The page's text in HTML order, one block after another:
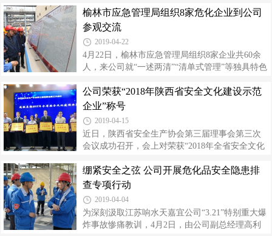
障公司生产安全平稳的重要举措。公司要求全员
参与双体系建设的提升推进工作，在提高安
流，协调沟通和解决外委单位在作业过程中存在
的问题，促进公司外委施工安全工作稳步开展。
约谈会通报了近期国内发生的施工安全事故案
例，传达了4月19日全国危险化学品安全生产专题
视频会议精神，要求公司发包责任单位、区域单
位、外委单位、监理单位要深刻认识当前安全生
产形势的极端严峻性，深刻反思近期国内连续发
生的重特大事故原因和暴露的问题，深刻吸取江
苏响水“3.21”特别重大爆炸事故和山东
榆林市应急管理局组织8家危化企业到公司
参观交流
2019-04-22
4月22日，榆林市应急管理局组织8家企业共60余
人，来公司就“一述两清”“清单式管理”等独具特色
利平对参观人员到来表示热烈欢迎，并希望通过
互相交流，开拓视野，推动公司安全管理工作开
创新局面。 交流会上，参观人员首先观看了公司
安全文化宣传片，听取了公司关于“一述两
清”、“安全基础管理”工作推行与推广的经验介
绍，现场观摩了公司员工“一述两清”技能展示，并
进行随机抽查提问。员工们流利无误的回答赢得
了参观人员的阵阵掌声。 随后，参观人员一行深
入生产现场，参观了聚氯乙烯
公司荣获“2018年陕西省安全文化建设示范
企业”称号
2019-04-15
近日，陕西省安全生产协会第三届理事会第三次
会议成功召开，会上对荣获“2018年全省安全文化
公司被陕西省应急管理厅授予“2018年全安全文化
建设示范企业”荣誉称号。 多年来，公司高度重视
安全文化创建工作，成立安全文化建设领导小
组，以“君子文化”和“三实文化”为引领，坚持贯彻
落实“切实把安全和环保作为企业一切工作的出发
点和落脚点”的理念，通过编制《精细化管理手
绷紧安全之弦 公司开展危化品安全隐患排
查专项行动
2019-04-04
为深刻汲取江苏响水天嘉宜公司“3.21”特别重大爆
炸事故惨痛教训，4月2日，由公司副总经理高利